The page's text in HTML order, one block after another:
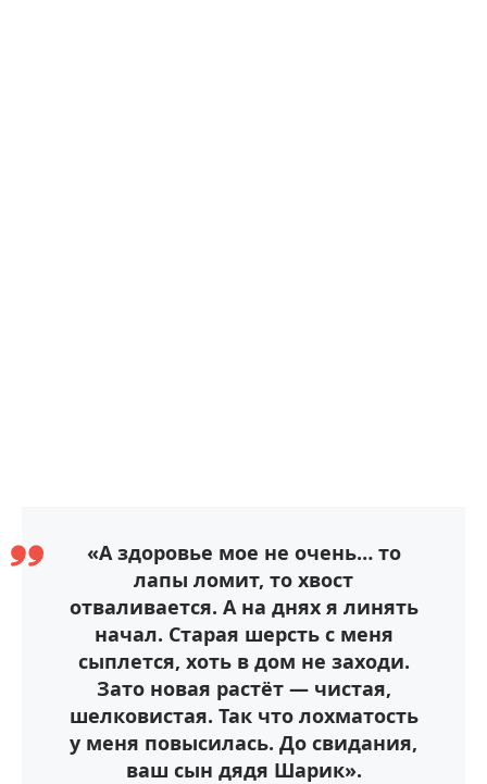
«А здоровье мое не очень… то
лапы ломит, то хвост
отваливается. А на днях я линять
начал. Старая шерсть с меня
сыплется, хоть в дом не заходи.
Зато новая растёт — чистая,
шелковистая. Так что лохматость
у меня повысилась. До свидания,
ваш сын дядя Шарик».